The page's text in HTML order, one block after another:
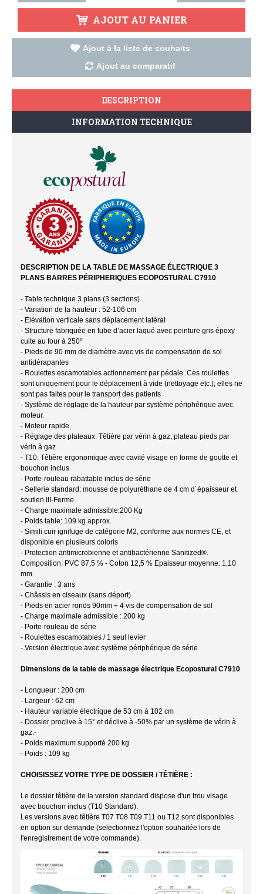
AJOUT AU PANIER
Ajout à la liste de souhaits
Ajout au comparatif
DESCRIPTION
INFORMATION TECHNIQUE
DESCRIPTION DE LA TABLE DE MASSAGE ÉLECTRIQUE 3
PLANS BARRES PÉRIPHERIQUES ECOPOSTURAL C7910
- Table technique 3 plans (3 sections)
- Variation de la hauteur : 52-106 cm
- Elévation verticale sans déplacement latéral
- Structure fabriquée en tube d’acier laqué avec peinture gris époxy
cuite au four à 250º
- Pieds de 90 mm de diamètre avec vis de compensation de sol
antidérapantes
- Roulettes escamotables actionnement par pédale. Ces roulettes
sont uniquement pour le déplacement à vide (nettoyage etc.); elles ne
sont pas faites pour le transport des patients
- Système de réglage de la hauteur par système périphérique avec
moteur.
- Moteur rapide.
- Réglage des plateaux: Têtière par vérin à gaz, plateau pieds par
vérin à gaz
- T10: Têtière ergonomique avec cavité visage en forme de goutte et
bouchon inclus
- Porte-rouleau rabattable inclus de série
- Sellerie standard: mousse de polyuréthane de 4 cm d´épaisseur et
soutien III-Ferme.
- Charge maximale admissible:200 Kg
- Poids table: 109 kg approx.
- Simili cuir ignifuge de catégorie M2, conforme aux normes CE, et
disponible en plusieurs coloris
- Protection antimicrobienne et antibactérienne Sanitized®.
Composition: PVC 87,5 % - Coton 12,5 % Epaisseur moyenne: 1,10
mm
- Garantie : 3 ans
- Châssis en ciseaux (sans déport)
- Pieds en acier ronds 90mm + 4 vis de compensation de sol
- Charge maximale admissible : 200 kg
- Porte-rouleau de série
- Roulettes escamotables / 1 seul levier
- Version électrique avec système périphérique de série
Dimensions de la table de massage électrique Ecopostural C7910
- Longueur : 200 cm
- Largeur : 62 cm
- Hauteur variable électrique de 53 cm à 102 cm
- Dossier proclive à 15° et déclive à -50% par un système de vérin à
gaz.-
- Poids maximum supporté 200 kg
- Poids : 109 kg
CHOISISSEZ VOTRE TYPE DE DOSSIER / TÊTIÈRE :
Le dossier têtière de la version standard dispose d'un trou visage
avec bouchon inclus (T10 Standard).
Les versions avec têtière T07 T08 T09 T11 ou T12 sont disponibles
en option sur demande (selectionnez l'option souhaitée lors de
l'enregistrement de votre commande).